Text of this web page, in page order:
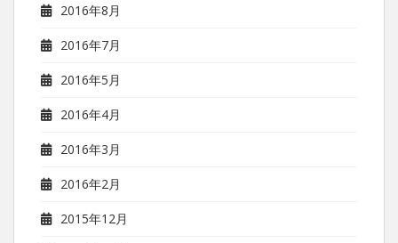
2016年8月
2016年7月
2016年5月
2016年4月
2016年3月
2016年2月
2015年12月